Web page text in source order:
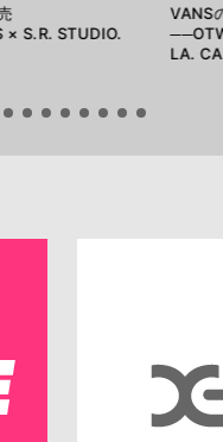
S.R. STUDIO.
VANS
LA.